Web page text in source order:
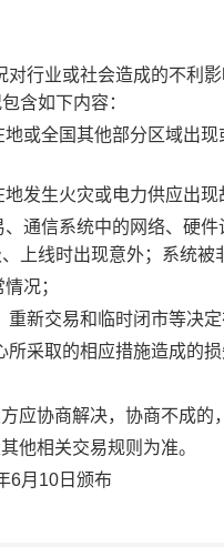
对行业或社会造成的不利
含如下内容：
或全国其他部分区域出
发生火灾或电力供应出
通信系统中的网络、硬
上线时出现意外；系统
况；
新交易和临时闭市等决
采取的相应措施造成的
应协商解决，协商不成
他相关交易规则为准。
6月10日颁布